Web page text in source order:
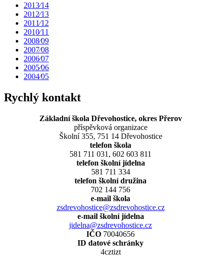
2013⁄14
2012⁄13
2011⁄12
2010⁄11
2008⁄09
2007⁄08
2006⁄07
2005⁄06
2004⁄05
Rychlý kontakt
Základní škola Dřevohostice, okres Přerov
příspěvková organizace
Školní 355, 751 14 Dřevohostice
telefon škola
581 711 031, 602 603 811
telefon školní jídelna
581 711 334
telefon školní družina
702 144 756
e-mail škola
zsdrevohostice@zsdrevohostice.cz
e-mail školní jídelna
jidelna@zsdrevohostice.cz
IČO 70040656
ID datové schránky
4cztizt